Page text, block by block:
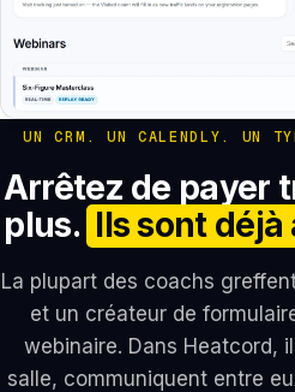
UN CRM. UN CALENDLY. UN
Arrêtez de payer
plus. Ils sont
La plupart des coachs
et un créateur de
webinaire. Dans Heatcord,
salle, communiquent entre